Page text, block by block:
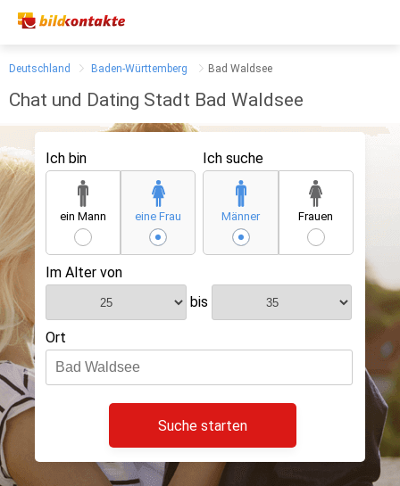
Deutschland Baden-Württemberg Bad Waldsee
Chat und Dating Stadt Bad Waldsee
Ich bin
ein Mann eine Frau
Ich suche
Männer Frauen
Im Alter von
bis
Ort
Suche starten